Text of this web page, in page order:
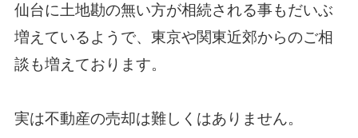
仙台に土地勘の無い方が相続される事もだいぶ
増えているようで、東京や関東近郊からのご相
談も増えております。
実は不動産の売却は難しくはありません。